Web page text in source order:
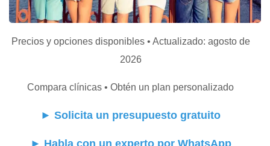
Precios y opciones disponibles • Actualizado: agosto de
2026
Compara clínicas • Obtén un plan personalizado
► Solicita un presupuesto gratuito